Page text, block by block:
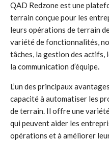
QAD Redzone est une
terrain conçue pour les
leurs opérations de terrain
variété de fonctionnalités,
tâches, la gestion des actifs,
la communication d’équipe.
L’un des principaux
capacité à automatiser les
de terrain. Il offre une
qui peuvent aider les
opérations et à améliorer